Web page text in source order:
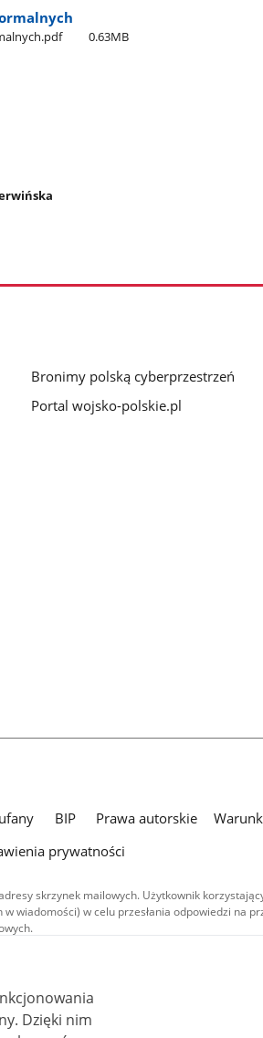
0.63MB
Bronimy polską cyberprzestrzeń
Portal wojsko-polskie.pl
BIP Prawa autorskie
prywatności
skrzynek mailowych. Użytkownik
wiadomości) w celu przesłania odpowiedzi na
treści audiowizualnych), są
uznanie autorstwa - na tych samych
w tym zdjęcia, materiały audio i
uznanie autorstwa użycie niekomercyjne
o ile nie jest to stwierdzone inaczej.